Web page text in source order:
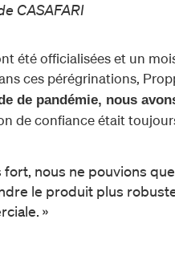
CASAFARI
été officialisées et un
ces pérégrinations,
de pandémie, nous
de confiance était
fort, nous ne pouvions
le produit plus
»